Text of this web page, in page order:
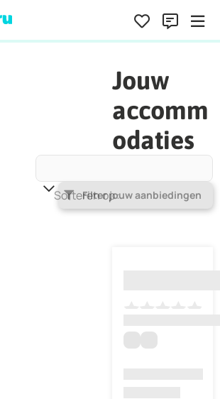
Jouw
accomm
odaties
Filter jouw aanbiedingen
Sorteren op Populariteit